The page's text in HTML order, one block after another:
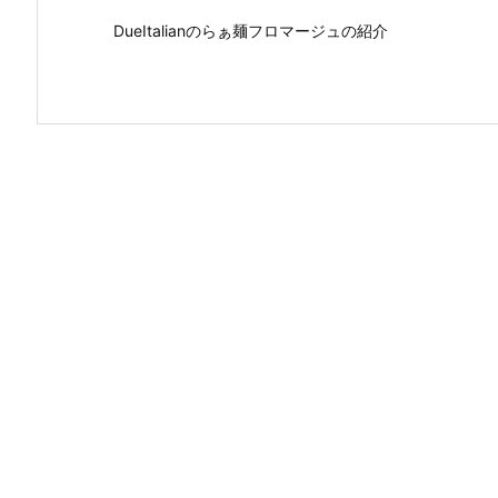
DueItalianのらぁ麺フロマージュの紹介